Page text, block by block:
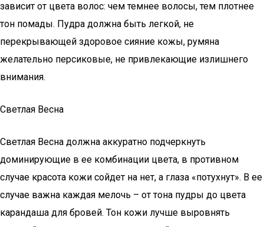
зависит от цвета волос: чем темнее волосы, тем плотнее
тон помады. Пудра должна быть легкой, не
перекрывающей здоровое сияние кожы, румяна
желательно персиковые, не привлекающие излишнего
внимания.
Светлая Весна
Светлая Весна должна аккуратно подчеркнуть
доминирующие в ее комбинации цвета, в противном
случае красота кожи сойдет на нет, а глаза «потухнут». В ее
случае важна каждая мелочь – от тона пудры до цвета
карандаша для бровей. Тон кожи лучше выровнять